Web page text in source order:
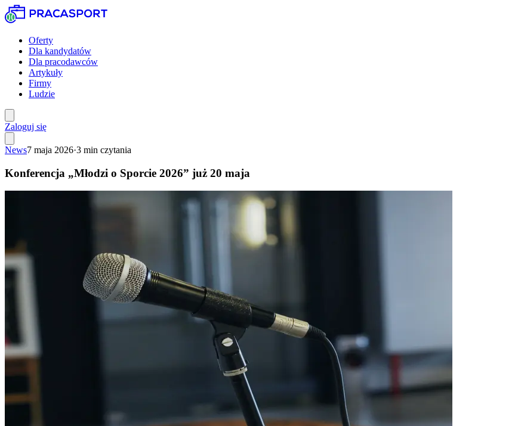
Oferty
Dla kandydatów
Dla pracodawców
Artykuły
Firmy
Ludzie
Zaloguj się
News7 maja 2026·3 min czytania
Konferencja „Młodzi o Sporcie 2026” już 20 maja